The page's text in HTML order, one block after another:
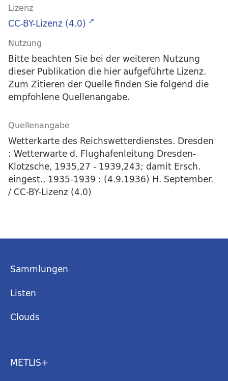
Lizenz
CC-BY-Lizenz (4.0)
Nutzung
Bitte beachten Sie bei der weiteren Nutzung
dieser Publikation die hier aufgeführte Lizenz.
Zum Zitieren der Quelle finden Sie folgend die
empfohlene Quellenangabe.
Quellenangabe
Wetterkarte des Reichswetterdienstes. Dresden
: Wetterwarte d. Flughafenleitung Dresden-
Klotzsche, 1935,27 - 1939,243; damit Ersch.
eingest., 1935-1939 : (4.9.1936) H. September.
/ CC-BY-Lizenz (4.0)
Sammlungen
Listen
Clouds
METLIS+